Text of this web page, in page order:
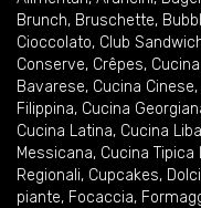
Brunch, Bruschette,
Cioccolato, Club
Conserve, Crêpes,
Bavarese, Cucina Cinese,
Filippina, Cucina
Cucina Latina, Cucina
Messicana, Cucina Tipica
Regionali, Cupcakes, Dolci
piante, Focaccia,